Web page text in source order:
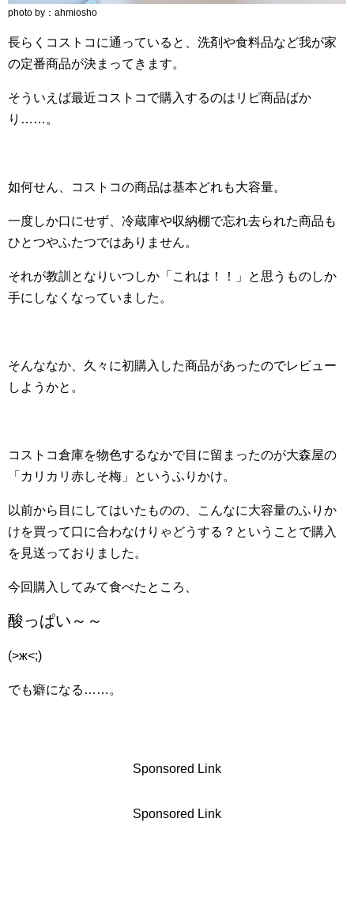
photo by：ahmiosho
長らくコストコに通っていると、洗剤や食料品など我が家
の定番商品が決まってきます。
そういえば最近コストコで購入するのはリピ商品ばか
り……。
如何せん、コストコの商品は基本どれも大容量。
一度しか口にせず、冷蔵庫や収納棚で忘れ去られた商品も
ひとつやふたつではありません。
それが教訓となりいつしか「これは！！」と思うものしか
手にしなくなっていました。
そんななか、久々に初購入した商品があったのでレビュー
しようかと。
コストコ倉庫を物色するなかで目に留まったのが大森屋の
「カリカリ赤しそ梅」というふりかけ。
以前から目にしてはいたものの、こんなに大容量のふりか
けを買って口に合わなけりゃどうする？ということで購入
を見送っておりました。
今回購入してみて食べたところ、
酸っぱい～～
(>ж<;)
でも癖になる……。
Sponsored Link
Sponsored Link